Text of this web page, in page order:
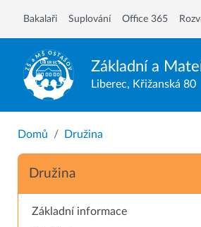
Základní a
Liberec, Křižanská 80
Bakalaři Suplování Office 365
Domů Družina
Družina
Základní informace